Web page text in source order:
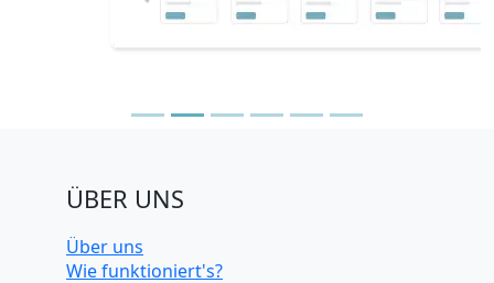
ÜBER UNS
Über uns
Wie funktioniert's?